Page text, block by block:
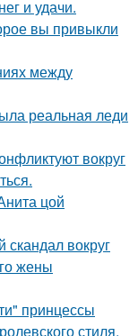
и удачи.
вы привыкли
между
реальная леди
вокруг
цой
скандал вокруг
жены
принцессы
стиля.